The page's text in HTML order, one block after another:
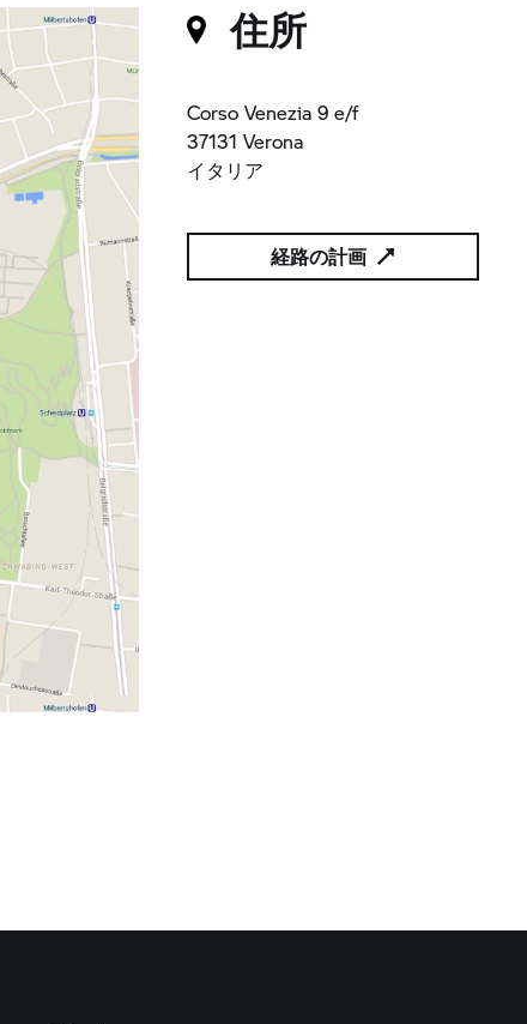
住所
Corso Venezia 9 e/f
37131 Verona
イタリア
経路の計画